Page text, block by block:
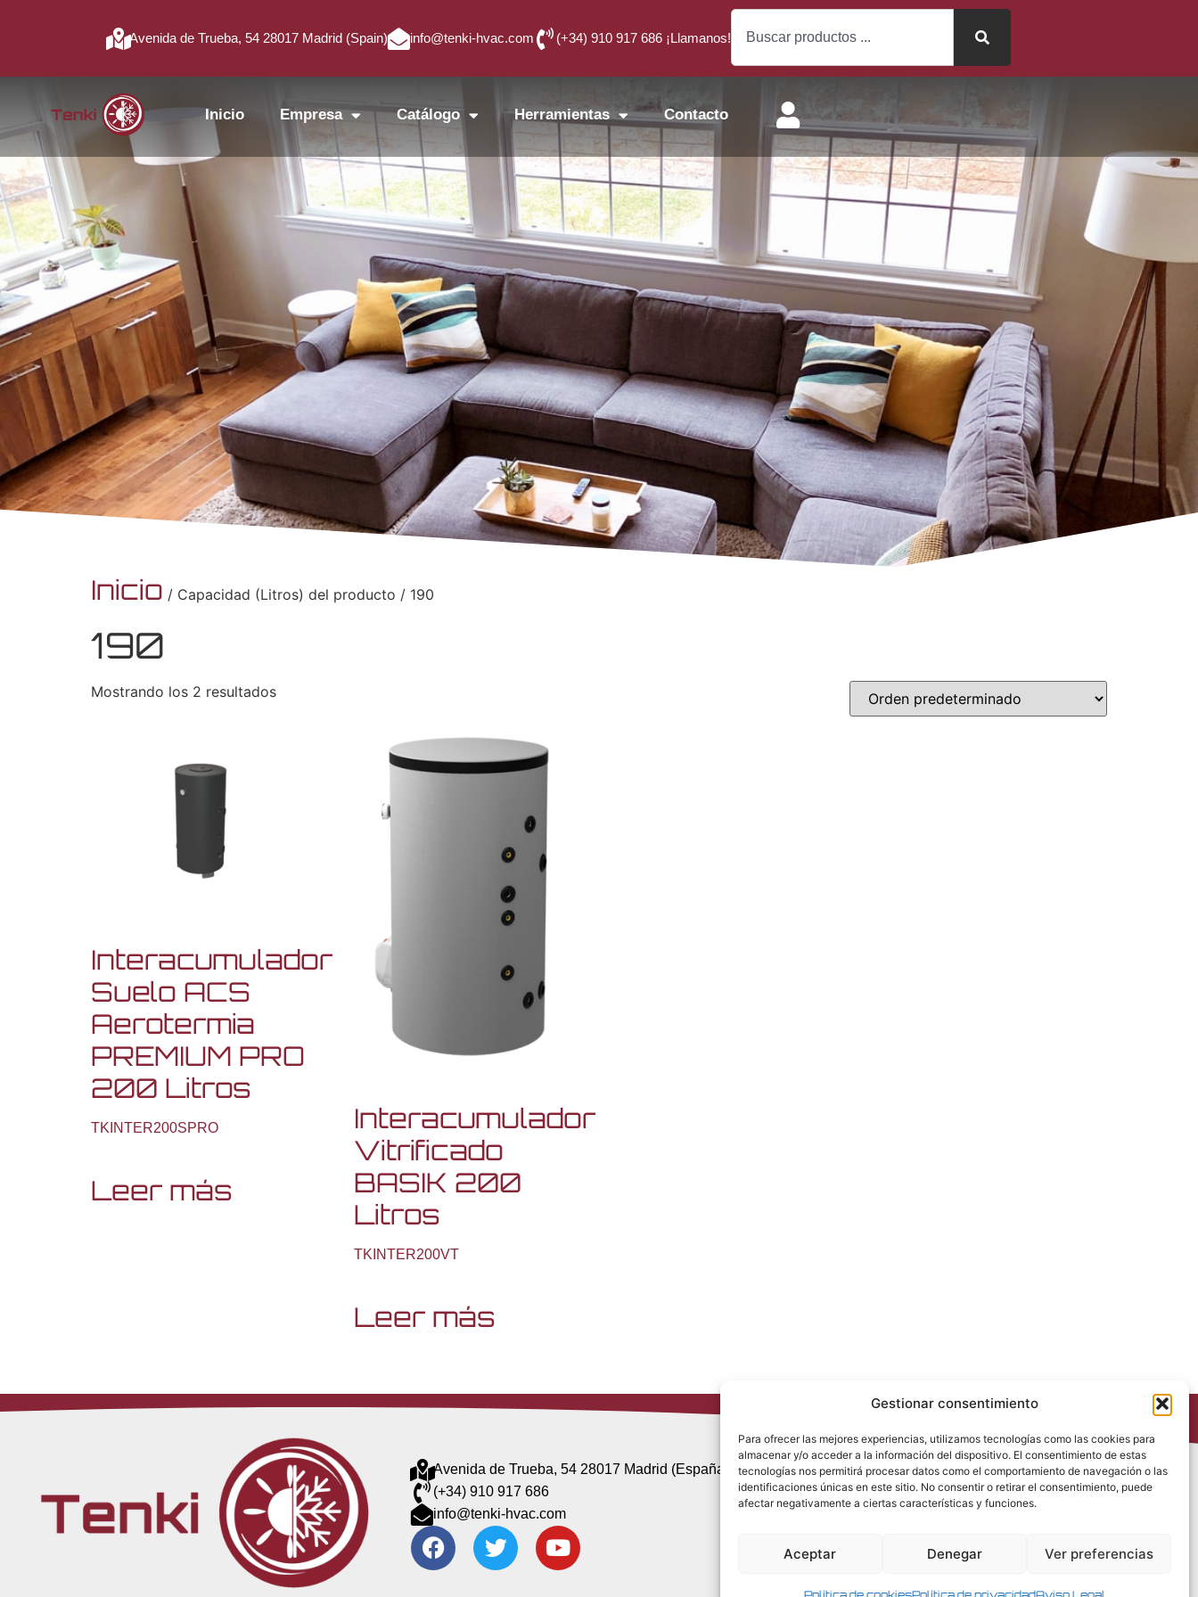
Gestionar consentimiento
Para ofrecer las mejores experiencias, utilizamos tecnologías como las cookies para
almacenar y/o acceder a la información del dispositivo. El consentimiento de estas
tecnologías nos permitirá procesar datos como el comportamiento de navegación o las
identificaciones únicas en este sitio. No consentir o retirar el consentimiento, puede
afectar negativamente a ciertas características y funciones.
Aceptar Denegar Ver preferencias
Avenida de Trueba, 54 28017 Madrid (Spain) info@tenki-hvac.com (+34) 910 917 686 ¡Llamanos!
Inicio Empresa Catálogo Herramientas Contacto
Inicio / Capacidad (Litros) del producto / 190
190
Mostrando los 2 resultados
Interacumulador
Suelo ACS
Aerotermia
PREMIUM PRO
200 Litros
TKINTER200SPRO
Leer más
Interacumulador
Vitrificado
BASIK 200
Litros
TKINTER200VT
Leer más
Avenida de Trueba, 54 28017 Madrid (España)
(+34) 910 917 686
info@tenki-hvac.com
Política de Privacidad
Política de Cookies
Aviso Legal